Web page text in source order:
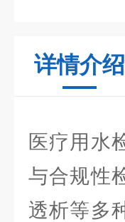
详情介绍
医疗用水
与合规性
透析等多